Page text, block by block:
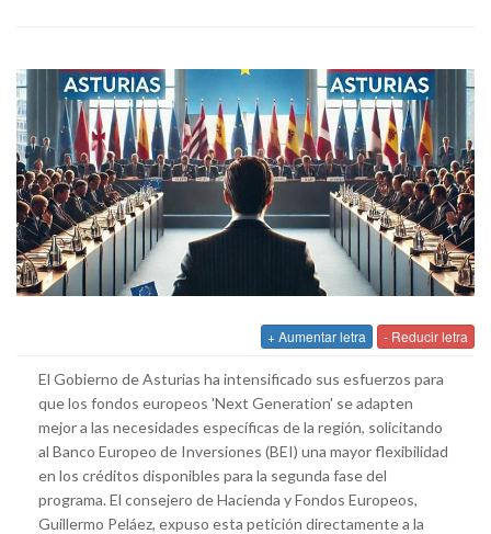
+ Aumentar letra - Reducir letra
El Gobierno de Asturias ha intensificado sus esfuerzos para
que los fondos europeos 'Next Generation' se adapten
mejor a las necesidades específicas de la región, solicitando
al Banco Europeo de Inversiones (BEI) una mayor flexibilidad
en los créditos disponibles para la segunda fase del
programa. El consejero de Hacienda y Fondos Europeos,
Guillermo Peláez, expuso esta petición directamente a la